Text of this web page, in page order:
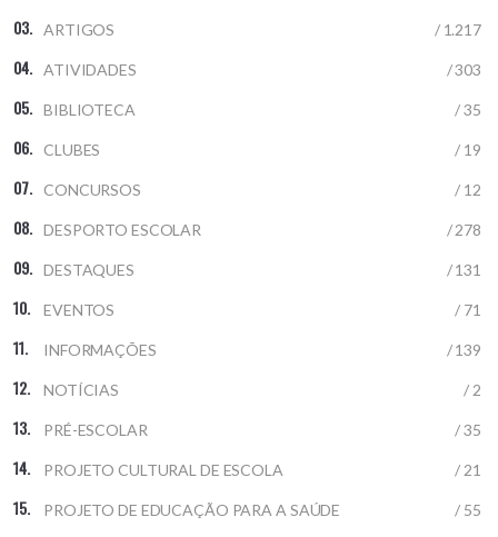
ARTIGOS / 1.217
ATIVIDADES / 303
BIBLIOTECA / 35
CLUBES / 19
CONCURSOS / 12
DESPORTO ESCOLAR / 278
DESTAQUES / 131
EVENTOS / 71
INFORMAÇÕES / 139
NOTÍCIAS / 2
PRÉ-ESCOLAR / 35
PROJETO CULTURAL DE ESCOLA / 21
PROJETO DE EDUCAÇÃO PARA A SAÚDE / 55